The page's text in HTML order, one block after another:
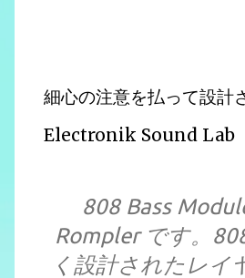
細心の注意を払って設計
Electronik Sound Lab「
808 Bass
Rompler です。
く設計されたレ